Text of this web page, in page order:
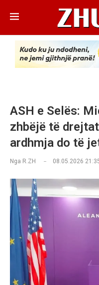
ASH e Selës:
zhbëjë të
ardhmja do të
Nga R.ZH 08.05.2026